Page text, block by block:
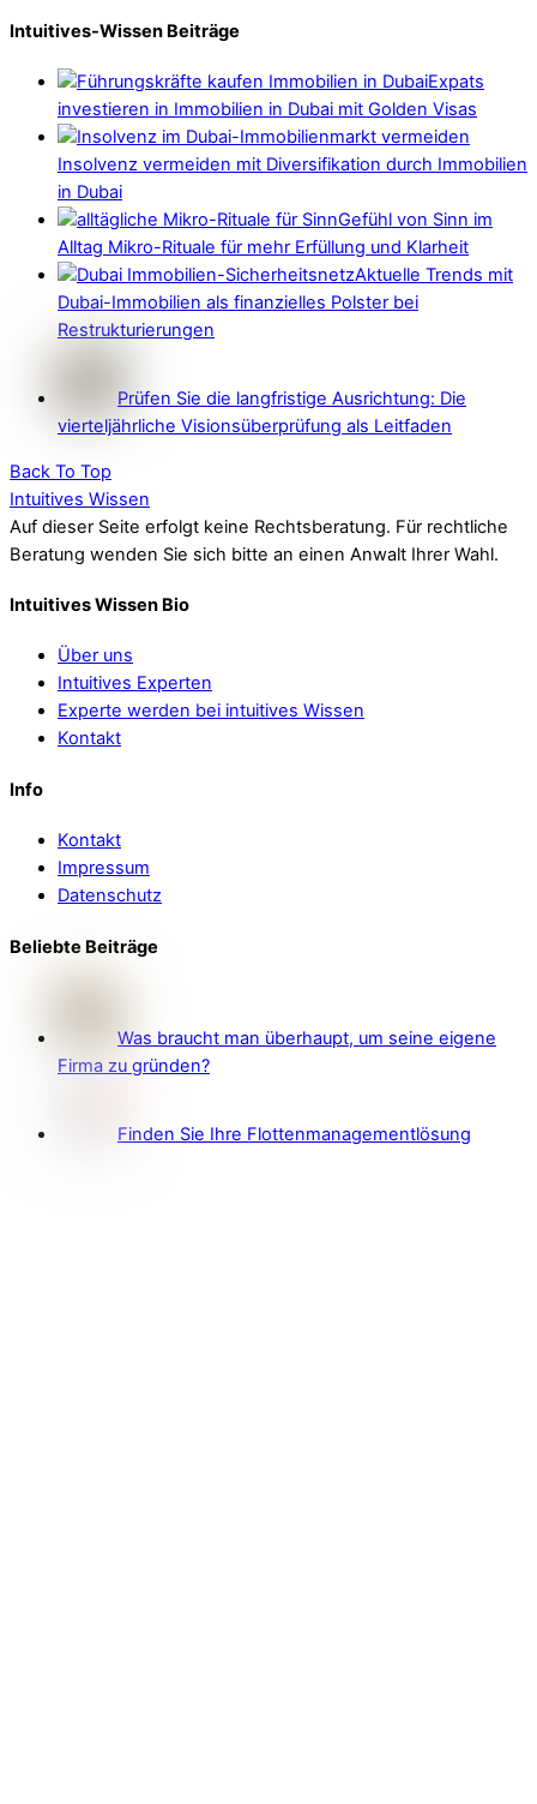
Intuitives-Wissen Beiträge
Expats
investieren in Immobilien in Dubai mit Golden Visas
Insolvenz vermeiden mit Diversifikation durch Immobilien
in Dubai
Gefühl von Sinn im
Alltag Mikro-Rituale für mehr Erfüllung und Klarheit
Aktuelle Trends mit
Dubai-Immobilien als finanzielles Polster bei
Restrukturierungen
Prüfen Sie die langfristige Ausrichtung: Die
vierteljährliche Visionsüberprüfung als Leitfaden
Back To Top
Intuitives Wissen
Auf dieser Seite erfolgt keine Rechtsberatung. Für rechtliche
Beratung wenden Sie sich bitte an einen Anwalt Ihrer Wahl.
Intuitives Wissen Bio
Über uns
Intuitives Experten
Experte werden bei intuitives Wissen
Kontakt
Info
Kontakt
Impressum
Datenschutz
Beliebte Beiträge
Was braucht man überhaupt, um seine eigene
Firma zu gründen?
Finden Sie Ihre Flottenmanagementlösung